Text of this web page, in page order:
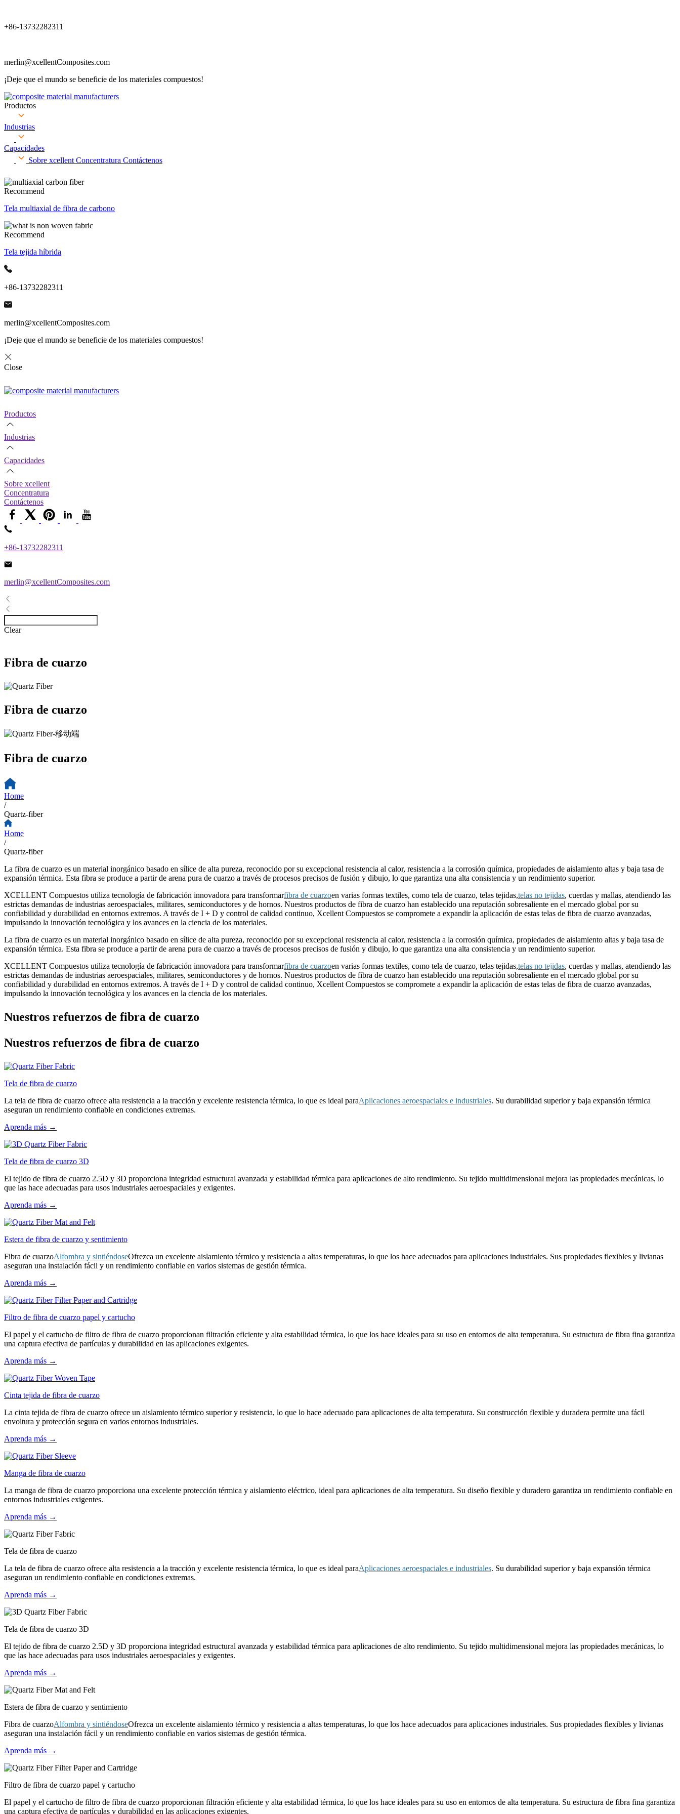
+86-13732282311
merlin@xcellentComposites.com
¡Deje que el mundo se beneficie de los materiales compuestos!
Productos
Industrias
Capacidades
Sobre xcellent Concentratura Contáctenos
Recommend
Tela multiaxial de fibra de carbono
Recommend
Tela tejida híbrida
+86-13732282311
merlin@xcellentComposites.com
¡Deje que el mundo se beneficie de los materiales compuestos!
Close
Productos
Industrias
Capacidades
Sobre xcellent
Concentratura
Contáctenos
+86-13732282311
merlin@xcellentComposites.com
Clear
Fibra de cuarzo
Fibra de cuarzo
Fibra de cuarzo
Home
/
Quartz-fiber
Home
/
Quartz-fiber
La fibra de cuarzo es un material inorgánico basado en sílice de alta pureza, reconocido por su excepcional resistencia al calor, resistencia a la corrosión química, propiedades de aislamiento altas y baja tasa de
expansión térmica. Esta fibra se produce a partir de arena pura de cuarzo a través de procesos precisos de fusión y dibujo, lo que garantiza una alta consistencia y un rendimiento superior.
XCELLENT Compuestos utiliza tecnología de fabricación innovadora para transformarfibra de cuarzoen varias formas textiles, como tela de cuarzo, telas tejidas,telas no tejidas, cuerdas y mallas, atendiendo las
estrictas demandas de industrias aeroespaciales, militares, semiconductores y de hornos. Nuestros productos de fibra de cuarzo han establecido una reputación sobresaliente en el mercado global por su
confiabilidad y durabilidad en entornos extremos. A través de I + D y control de calidad continuo, Xcellent Compuestos se compromete a expandir la aplicación de estas telas de fibra de cuarzo avanzadas,
impulsando la innovación tecnológica y los avances en la ciencia de los materiales.
La fibra de cuarzo es un material inorgánico basado en sílice de alta pureza, reconocido por su excepcional resistencia al calor, resistencia a la corrosión química, propiedades de aislamiento altas y baja tasa de
expansión térmica. Esta fibra se produce a partir de arena pura de cuarzo a través de procesos precisos de fusión y dibujo, lo que garantiza una alta consistencia y un rendimiento superior.
XCELLENT Compuestos utiliza tecnología de fabricación innovadora para transformarfibra de cuarzoen varias formas textiles, como tela de cuarzo, telas tejidas,telas no tejidas, cuerdas y mallas, atendiendo las
estrictas demandas de industrias aeroespaciales, militares, semiconductores y de hornos. Nuestros productos de fibra de cuarzo han establecido una reputación sobresaliente en el mercado global por su
confiabilidad y durabilidad en entornos extremos. A través de I + D y control de calidad continuo, Xcellent Compuestos se compromete a expandir la aplicación de estas telas de fibra de cuarzo avanzadas,
impulsando la innovación tecnológica y los avances en la ciencia de los materiales.
Nuestros refuerzos de fibra de cuarzo
Nuestros refuerzos de fibra de cuarzo
Tela de fibra de cuarzo
La tela de fibra de cuarzo ofrece alta resistencia a la tracción y excelente resistencia térmica, lo que es ideal paraAplicaciones aeroespaciales e industriales. Su durabilidad superior y baja expansión térmica
aseguran un rendimiento confiable en condiciones extremas.
Aprenda más →
Tela de fibra de cuarzo 3D
El tejido de fibra de cuarzo 2.5D y 3D proporciona integridad estructural avanzada y estabilidad térmica para aplicaciones de alto rendimiento. Su tejido multidimensional mejora las propiedades mecánicas, lo
que las hace adecuadas para usos industriales aeroespaciales y exigentes.
Aprenda más →
Estera de fibra de cuarzo y sentimiento
Fibra de cuarzoAlfombra y sintiéndoseOfrezca un excelente aislamiento térmico y resistencia a altas temperaturas, lo que los hace adecuados para aplicaciones industriales. Sus propiedades flexibles y livianas
aseguran una instalación fácil y un rendimiento confiable en varios sistemas de gestión térmica.
Aprenda más →
Filtro de fibra de cuarzo papel y cartucho
El papel y el cartucho de filtro de fibra de cuarzo proporcionan filtración eficiente y alta estabilidad térmica, lo que los hace ideales para su uso en entornos de alta temperatura. Su estructura de fibra fina garantiza
una captura efectiva de partículas y durabilidad en las aplicaciones exigentes.
Aprenda más →
Cinta tejida de fibra de cuarzo
La cinta tejida de fibra de cuarzo ofrece un aislamiento térmico superior y resistencia, lo que lo hace adecuado para aplicaciones de alta temperatura. Su construcción flexible y duradera permite una fácil
envoltura y protección segura en varios entornos industriales.
Aprenda más →
Manga de fibra de cuarzo
La manga de fibra de cuarzo proporciona una excelente protección térmica y aislamiento eléctrico, ideal para aplicaciones de alta temperatura. Su diseño flexible y duradero garantiza un rendimiento confiable en
entornos industriales exigentes.
Aprenda más →
Tela de fibra de cuarzo
La tela de fibra de cuarzo ofrece alta resistencia a la tracción y excelente resistencia térmica, lo que es ideal paraAplicaciones aeroespaciales e industriales. Su durabilidad superior y baja expansión térmica
aseguran un rendimiento confiable en condiciones extremas.
Aprenda más →
Tela de fibra de cuarzo 3D
El tejido de fibra de cuarzo 2.5D y 3D proporciona integridad estructural avanzada y estabilidad térmica para aplicaciones de alto rendimiento. Su tejido multidimensional mejora las propiedades mecánicas, lo
que las hace adecuadas para usos industriales aeroespaciales y exigentes.
Aprenda más →
Estera de fibra de cuarzo y sentimiento
Fibra de cuarzoAlfombra y sintiéndoseOfrezca un excelente aislamiento térmico y resistencia a altas temperaturas, lo que los hace adecuados para aplicaciones industriales. Sus propiedades flexibles y livianas
aseguran una instalación fácil y un rendimiento confiable en varios sistemas de gestión térmica.
Aprenda más →
Filtro de fibra de cuarzo papel y cartucho
El papel y el cartucho de filtro de fibra de cuarzo proporcionan filtración eficiente y alta estabilidad térmica, lo que los hace ideales para su uso en entornos de alta temperatura. Su estructura de fibra fina garantiza
una captura efectiva de partículas y durabilidad en las aplicaciones exigentes.